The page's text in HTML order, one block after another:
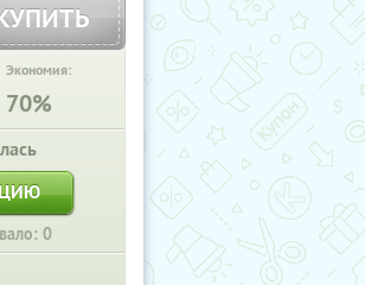
Экономия:
70%
0